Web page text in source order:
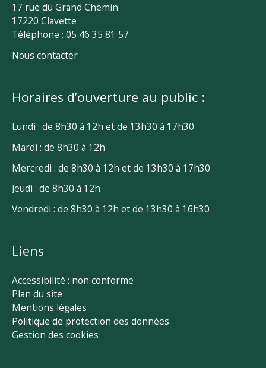
17 rue du Grand Chemin
17220 Clavette
Téléphone : 05 46 35 81 57
Nous contacter
Horaires d’ouverture au public :
Lundi : de 8h30 à 12h et de 13h30 à 17h30
Mardi : de 8h30 à 12h
Mercredi : de 8h30 à 12h et de 13h30 à 17h30
Jeudi : de 8h30 à 12h
Vendredi : de 8h30 à 12h et de 13h30 à 16h30
Liens
Accessibilité : non conforme
Plan du site
Mentions légales
Politique de protection des données
Gestion des cookies